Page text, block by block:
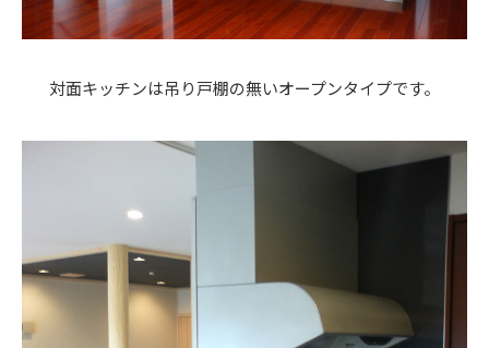
対面キッチンは吊り戸棚の無いオープンタイプです。